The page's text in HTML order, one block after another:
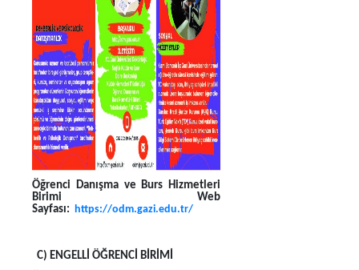
Öğrenci Danışma ve Burs Hizmetleri
Birimi Web
Sayfası: https://odm.gazi.edu.tr/
C) ENGELLİ ÖĞRENCİ BİRİMİ